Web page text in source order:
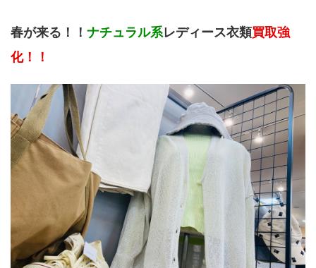
春が来る！！ ナチュラル系レディース衣類買取強
化！！